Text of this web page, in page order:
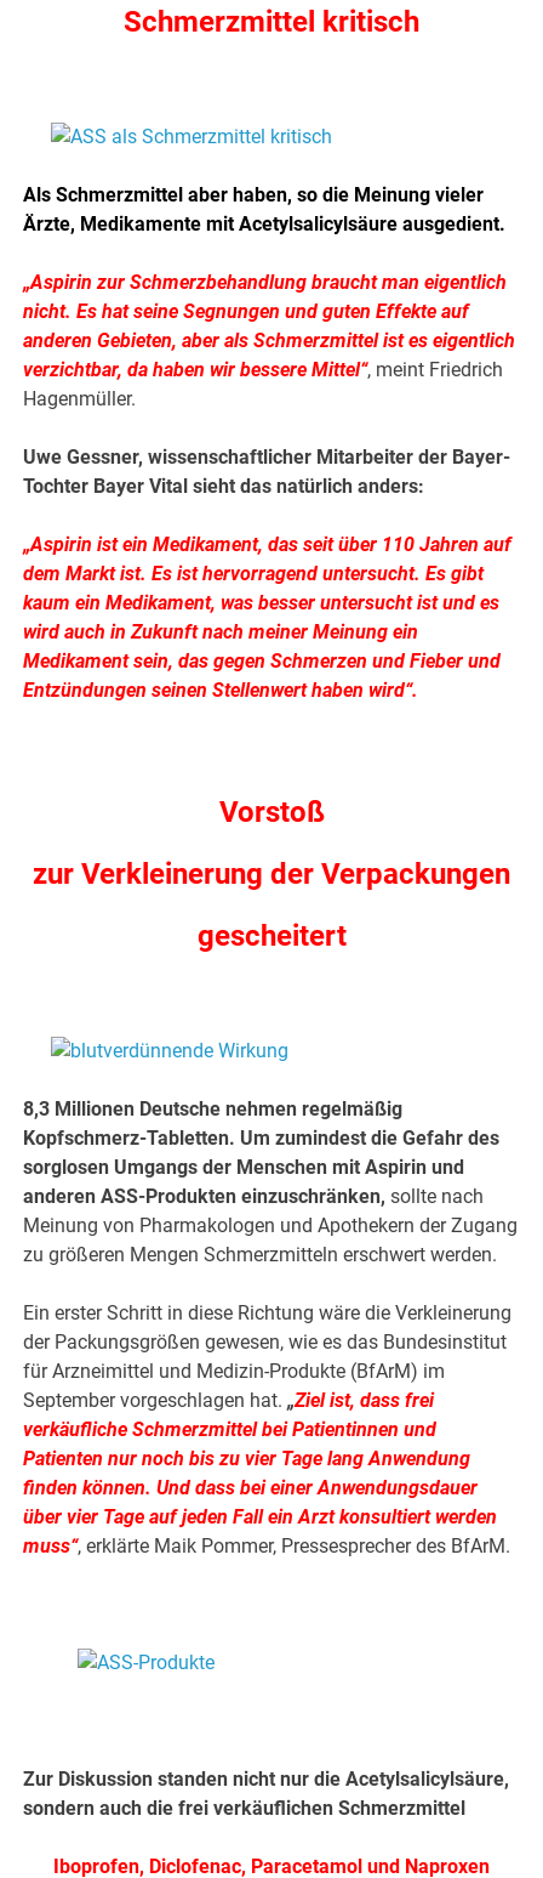
Schmerzmittel kritisch
Als Schmerzmittel aber haben, so die Meinung vieler
Ärzte, Medikamente mit Acetylsalicylsäure ausgedient.
„Aspirin zur Schmerzbehandlung braucht man eigentlich
nicht. Es hat seine Segnungen und guten Effekte auf
anderen Gebieten, aber als Schmerzmittel ist es eigentlich
verzichtbar, da haben wir bessere Mittel“, meint Friedrich
Hagenmüller.
Uwe Gessner, wissenschaftlicher Mitarbeiter der Bayer-
Tochter Bayer Vital sieht das natürlich anders:
„Aspirin ist ein Medikament, das seit über 110 Jahren auf
dem Markt ist. Es ist hervorragend untersucht. Es gibt
kaum ein Medikament, was besser untersucht ist und es
wird auch in Zukunft nach meiner Meinung ein
Medikament sein, das gegen Schmerzen und Fieber und
Entzündungen seinen Stellenwert haben wird“.
Vorstoß
zur Verkleinerung der Verpackungen
gescheitert
8,3 Millionen Deutsche nehmen regelmäßig
Kopfschmerz-Tabletten. Um zumindest die Gefahr des
sorglosen Umgangs der Menschen mit Aspirin und
anderen ASS-Produkten einzuschränken, sollte nach
Meinung von Pharmakologen und Apothekern der Zugang
zu größeren Mengen Schmerzmitteln erschwert werden.
Ein erster Schritt in diese Richtung wäre die Verkleinerung
der Packungsgrößen gewesen, wie es das Bundesinstitut
für Arzneimittel und Medizin-Produkte (BfArM) im
September vorgeschlagen hat. „Ziel ist, dass frei
verkäufliche Schmerzmittel bei Patientinnen und
Patienten nur noch bis zu vier Tage lang Anwendung
finden können. Und dass bei einer Anwendungsdauer
über vier Tage auf jeden Fall ein Arzt konsultiert werden
muss“, erklärte Maik Pommer, Pressesprecher des BfArM.
Zur Diskussion standen nicht nur die Acetylsalicylsäure,
sondern auch die frei verkäuflichen Schmerzmittel
Iboprofen, Diclofenac, Paracetamol und Naproxen